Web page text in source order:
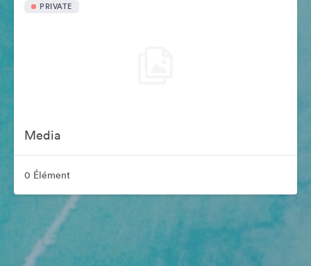
PRIVATE
Media
0 Élément